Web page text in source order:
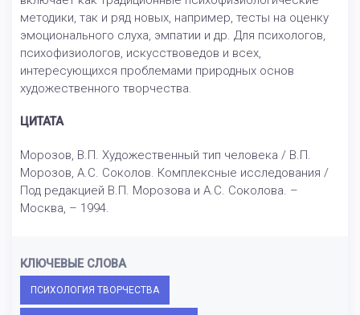
методики, так и ряд новых, например, тесты на оценку
эмоционального слуха, эмпатии и др. Для психологов,
психофизиологов, искусствоведов и всех,
интересующихся проблемами природных основ
художественного творчества.
ЦИТАТА
Морозов, В.П. Художественный тип человека / В.П.
Морозов, А.С. Соколов. Комплексные исследования /
Под редакцией В.П. Морозова и А.С. Соколова. –
Москва, – 1994.
КЛЮЧЕВЫЕ СЛОВА
ПСИХОЛОГИЯ ТВОРЧЕСТВА